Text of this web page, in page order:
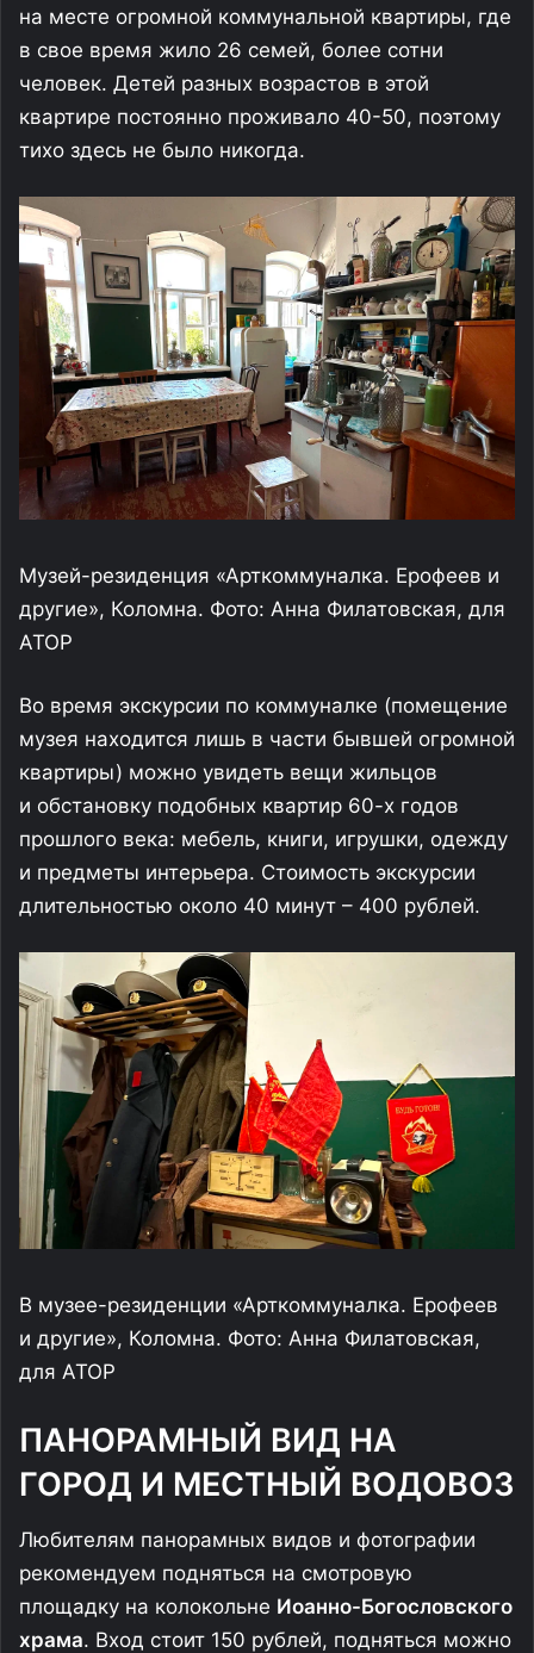
на месте огромной коммунальной квартиры, где
в свое время жило 26 семей, более сотни
человек. Детей разных возрастов в этой
квартире постоянно проживало 40-50, поэтому
тихо здесь не было никогда.
Музей-резиденция «Арткоммуналка. Ерофеев и
другие», Коломна. Фото: Анна Филатовская, для
АТОР
Во время экскурсии по коммуналке (помещение
музея находится лишь в части бывшей огромной
квартиры) можно увидеть вещи жильцов
и обстановку подобных квартир 60-х годов
прошлого века: мебель, книги, игрушки, одежду
и предметы интерьера. Стоимость экскурсии
длительностью около 40 минут – 400 рублей.
В музее-резиденции «Арткоммуналка. Ерофеев
и другие», Коломна. Фото: Анна Филатовская,
для АТОР
ПАНОРАМНЫЙ ВИД НА
ГОРОД И МЕСТНЫЙ ВОДОВОЗ
Любителям панорамных видов и фотографии
рекомендуем подняться на смотровую
площадку на колокольне Иоанно-Богословского
храма. Вход стоит 150 рублей, подняться можно